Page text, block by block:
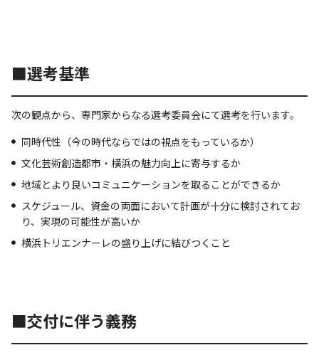
■選考基準
次の観点から、専門家からなる選考委員会にて選考を行います。
同時代性（今の時代ならではの視点をもっているか）
文化芸術創造都市・横浜の魅力向上に寄与するか
地域とより良いコミュニケーションを取ることができるか
スケジュール、資金の両面において計画が十分に検討されてお
り、実現の可能性が高いか
横浜トリエンナーレの盛り上げに結びつくこと
■交付に伴う義務